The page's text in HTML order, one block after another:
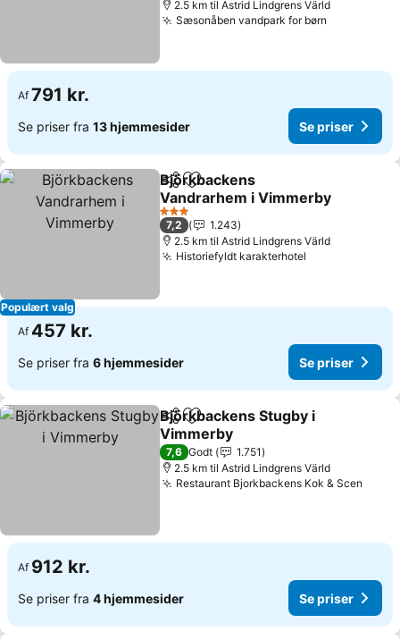
2.5 km til Astrid Lindgrens Värld
Sæsonåben vandpark for børn
Af 791 kr.
Se priser fra 13 hjemmesider Se priser
Populært valg
Del Føj til favoritter
Björkbackens
Vandrarhem i Vimmerby
Se priser
3 Stjerner
7,2
1.243
2.5 km til Astrid Lindgrens Värld
Historiefyldt karakterhotel
Af 457 kr.
Se priser fra 6 hjemmesider Se priser
Del Føj til favoritter
Björkbackens Stugby i
Vimmerby
Se priser
7,6 Godt
1.751
2.5 km til Astrid Lindgrens Värld
Restaurant Bjorkbackens Kok & Scen
Af 912 kr.
Se priser fra 4 hjemmesider Se priser